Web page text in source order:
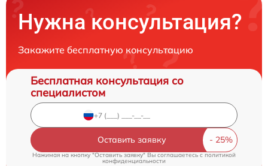
Нужна консультация?
Закажите бесплатную консультацию
Бесплатная консультация со
специалистом
Оставить заявку
Нажимая на кнопку "Оставить заявку" Вы соглашаетесь c политикой
конфиденциальности